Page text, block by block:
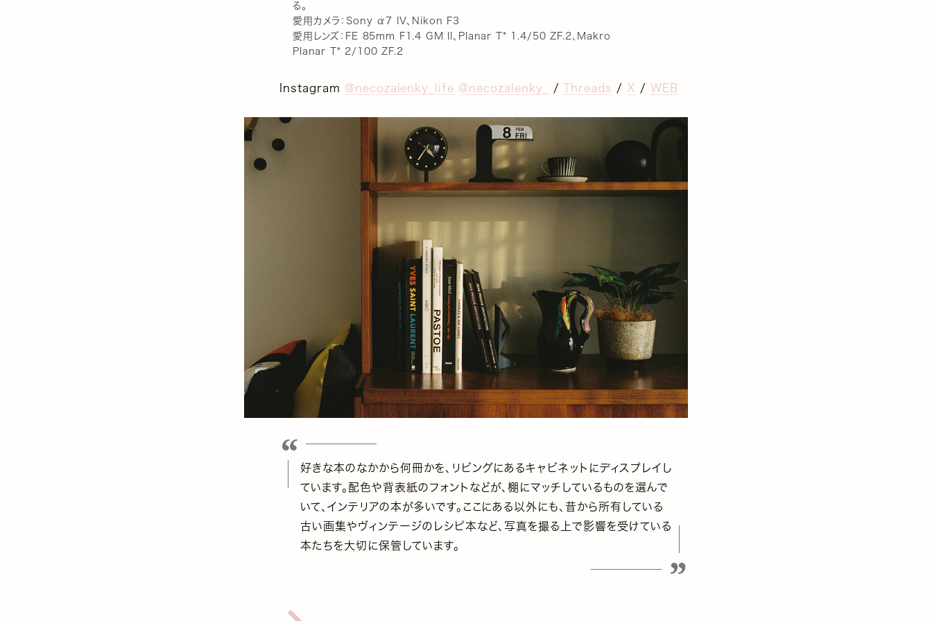
る。
愛用カメラ：Sony α7 IV、Nikon F3
愛用レンズ：FE 85mm F1.4 GM II、Planar T* 1.4/50 ZF.2、Makro
Planar T* 2/100 ZF.2
Instagram @necozalenky_life @necozalenky_ / Threads / X / WEB
好きな本のなかから何冊かを、リビングにあるキャビネットにディスプレイし
ています。配色や背表紙のフォントなどが、棚にマッチしているものを選んで
いて、インテリアの本が多いです。ここにある以外にも、昔から所有している
古い画集やヴィンテージのレシピ本など、写真を撮る上で影響を受けている
本たちを大切に保管しています。